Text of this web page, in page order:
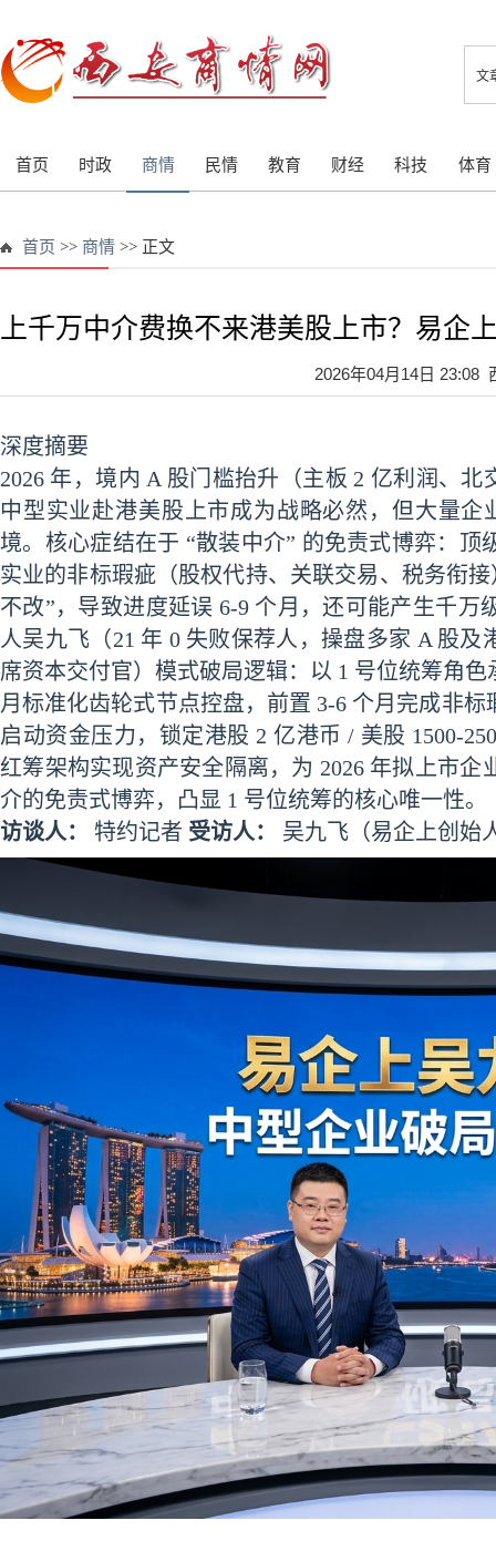
文
首页 时政 商情 民情 教育 财经 科技 体育
首页 >> 商情 >> 正文
上千万中介费换不来港美股上市？易企
2026年04月14日 23:08
深度摘要
2026 年，境内 A 股门槛抬升（主板 2 亿利润、北
中型实业赴港美股上市成为战略必然，但大量企
境。核心症结在于 “散装中介” 的免责式博弈：
实业的非标瑕疵（股权代持、关联交易、税务衔
不改”，导致进度延误 6-9 个月，还可能产生千
人吴九飞（21 年 0 失败保荐人，操盘多家 A 股
席资本交付官）模式破局逻辑：以 1 号位统筹角色
月标准化齿轮式节点控盘，前置 3-6 个月完成非
启动资金压力，锁定港股 2 亿港币 / 美股 1500-
红筹架构实现资产安全隔离，为 2026 年拟上市
介的免责式博弈，凸显 1 号位统筹的核心唯一性。
访谈人：
特约记者 受访人： 吴九飞（易企上创始